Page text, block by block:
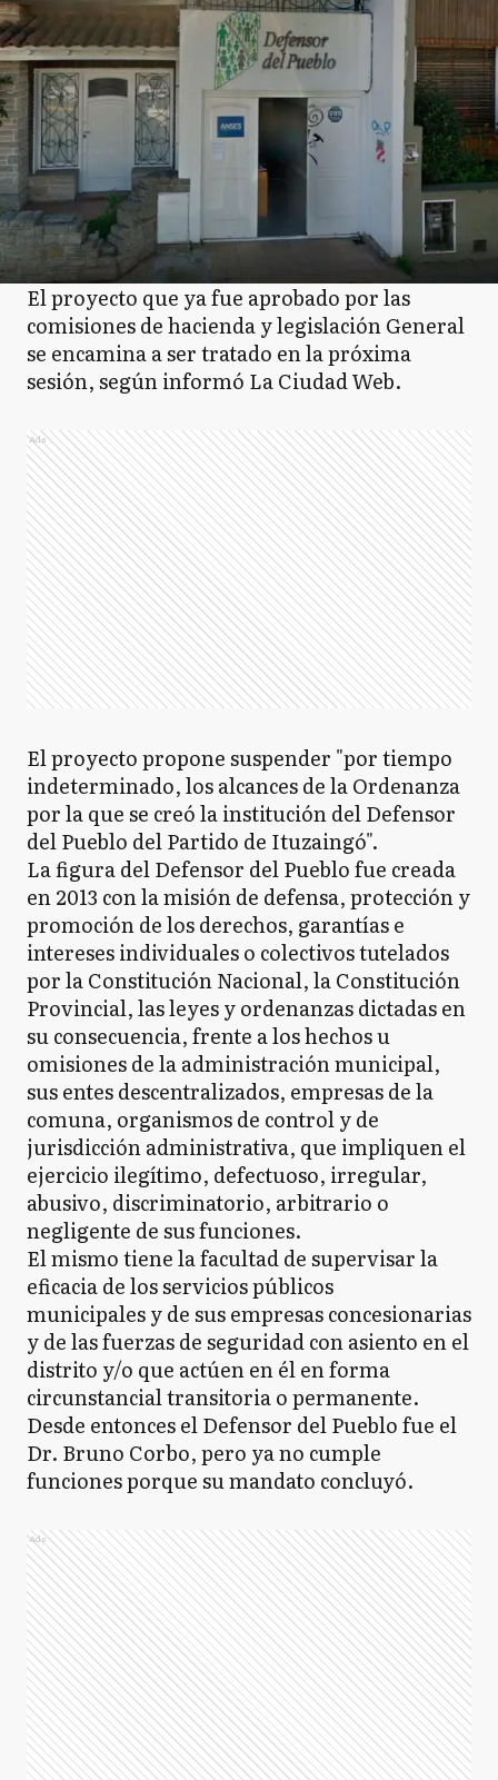
CD Coronel Dorrego
CP Coronel Pringles
CR Coronel Rosales
CS Coronel Suarez
D Daireaux
D Dolores
E Ensenada
E Escobar
EE Esteban Echeverría
ED Exaltación de la Cruz
E Ezeiza
FV Florencio Varela
FA Florentino Ameghino
GA General Alvarado
GA General Alvear
GA General Arenales
GB General Belgrano
GG General Guido
El proyecto que ya fue aprobado por las
comisiones de hacienda y legislación General
se encamina a ser tratado en la próxima
sesión, según informó La Ciudad Web.
Ads
El proyecto propone suspender "por tiempo
indeterminado, los alcances de la Ordenanza
por la que se creó la institución del Defensor
del Pueblo del Partido de Ituzaingó".
La figura del Defensor del Pueblo fue creada
en 2013 con la misión de defensa, protección y
promoción de los derechos, garantías e
intereses individuales o colectivos tutelados
por la Constitución Nacional, la Constitución
Provincial, las leyes y ordenanzas dictadas en
su consecuencia, frente a los hechos u
omisiones de la administración municipal,
sus entes descentralizados, empresas de la
comuna, organismos de control y de
jurisdicción administrativa, que impliquen el
ejercicio ilegítimo, defectuoso, irregular,
abusivo, discriminatorio, arbitrario o
negligente de sus funciones.
El mismo tiene la facultad de supervisar la
eficacia de los servicios públicos
municipales y de sus empresas concesionarias
y de las fuerzas de seguridad con asiento en el
distrito y/o que actúen en él en forma
circunstancial transitoria o permanente.
Desde entonces el Defensor del Pueblo fue el
Dr. Bruno Corbo, pero ya no cumple
funciones porque su mandato concluyó.
Ads